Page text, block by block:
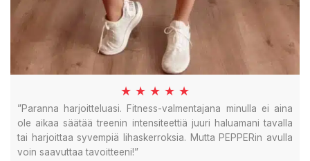
★ ★ ★ ★ ★
”Paranna harjoitteluasi. Fitness-valmentajana minulla ei aina
ole aikaa säätää treenin intensiteettiä juuri haluamani tavalla
tai harjoittaa syvempiä lihaskerroksia. Mutta PEPPERin avulla
voin saavuttaa tavoitteeni!”